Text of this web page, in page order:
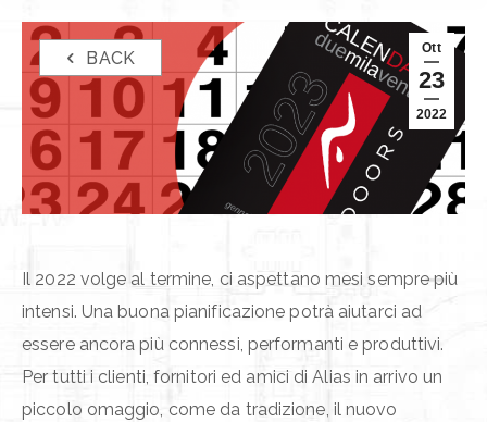
Ott
23
2022
BACK
Il 2022 volge al termine, ci aspettano mesi sempre più
intensi. Una buona pianificazione potrà aiutarci ad
essere ancora più connessi, performanti e produttivi.
Per tutti i clienti, fornitori ed amici di Alias in arrivo un
piccolo omaggio, come da tradizione, il nuovo